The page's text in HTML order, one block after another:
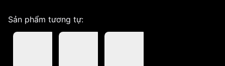
Sản phẩm tương tự: